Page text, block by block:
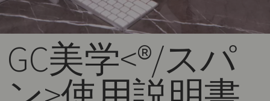
GC美学<®/スパ